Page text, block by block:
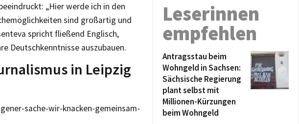
„Hier werde ich in den
sind großartig und
spricht fließend Englisch,
Deutschkenntnisse auszubauen.
in Leipzig
sache-wir-knacken-gemeinsam-
Leserinnen
empfehlen
Antragsstau beim
Wohngeld in Sachsen:
Sächsische Regierung
plant selbst mit
Millionen-Kürzungen
beim Wohngeld